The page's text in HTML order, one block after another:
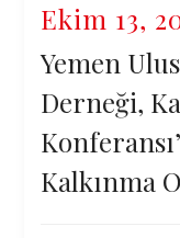
Ekim 13,
Yemen
Derneği,
Kalkınma